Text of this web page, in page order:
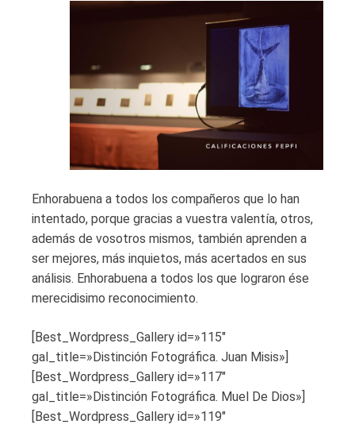
Enhorabuena a todos los compañeros que lo han
intentado, porque gracias a vuestra valentía, otros,
además de vosotros mismos, también aprenden a
ser mejores, más inquietos, más acertados en sus
análisis. Enhorabuena a todos los que lograron ése
merecidisimo reconocimiento.
[Best_Wordpress_Gallery id=»115″
gal_title=»Distinción Fotográfica. Juan Misis»]
[Best_Wordpress_Gallery id=»117″
gal_title=»Distinción Fotográfica. Muel De Dios»]
[Best_Wordpress_Gallery id=»119″